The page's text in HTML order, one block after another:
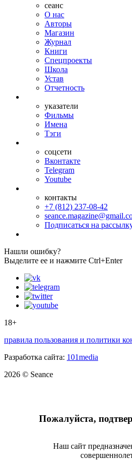
сеанс
О нас
Авторы
Магазин
Журнал
Книги
Спецпроекты
Школа
Устав
Отчетность
указатели
Фильмы
Имена
Тэги
соцсети
Вконтакте
Telegram
Youtube
контакты
+7 (812) 237-08-42
Подписаться на
Нашли ошибку?
Выделите ее и нажмите Ctrl+Enter
18+
правила пользования и политики
Разработка сайта: 101media
2026 © Seance
Пожалуйста,
Наш сайт